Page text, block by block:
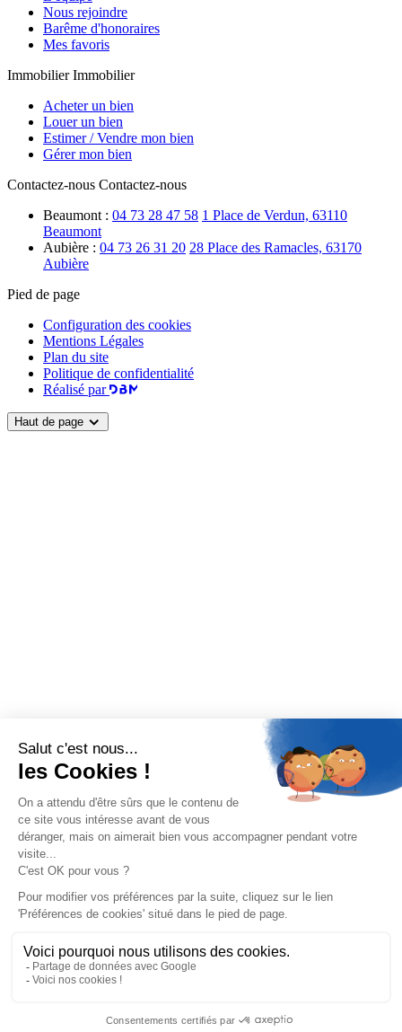
Nous rejoindre
Barême d'honoraires
Mes favoris
Immobilier Immobilier
Acheter un bien
Louer un bien
Estimer / Vendre mon bien
Gérer mon bien
Contactez-nous Contactez-nous
Beaumont : 04 73 28 47 58 1 Place de Verdun, 63110
Beaumont
Aubière : 04 73 26 31 20 28 Place des Ramacles, 63170
Aubière
Pied de page
Configuration des cookies
Mentions Légales
Plan du site
Politique de confidentialité
Réalisé par
Haut de page